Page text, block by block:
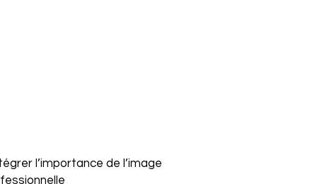
l’importance de l’image